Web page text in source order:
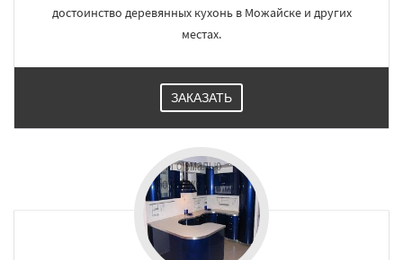
достоинство деревянных кухонь в Можайске и других
местах.
ЗАКАЗАТЬ